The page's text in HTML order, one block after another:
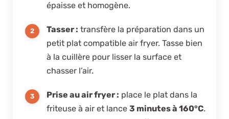
épaisse et homogène.
Tasser : transfère la préparation dans un
petit plat compatible air fryer. Tasse bien
à la cuillère pour lisser la surface et
chasser l’air.
Prise au air fryer : place le plat dans la
friteuse à air et lance 3 minutes à 160°C.